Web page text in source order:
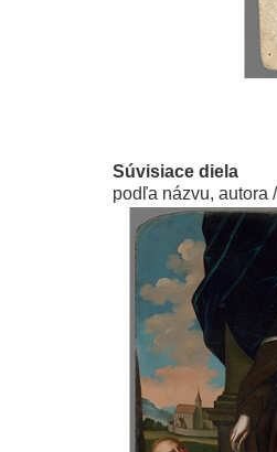
Súvisiace diela
podľa názvu, autora